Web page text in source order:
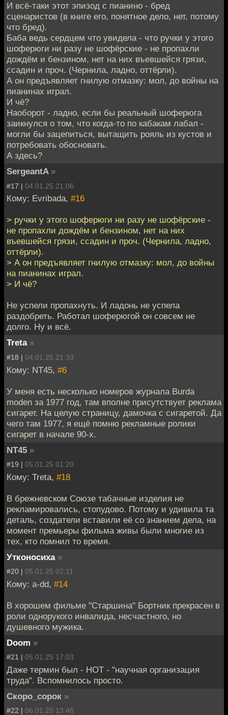
И всё-таки этот эпизод с пианино - бред
сценаристов (в книге его, понятное дело, нет, потому
что бред).
Баба ведь сердцем что увидела - что ручки у этого
шоферюги ни разу не шофёрские - не пропахли
дождём и бензином, нет на них въевшейся грязи,
ссадин и проч. (Чернила, ладно, оттёрли).
А он предъявляет гнилую отмазку: мол, до войны на
пианинах играл.
И чё?
Наоборот - ладно, если бы реальный шоферюга
заикнулся о том, что когда-то по кабакам лабал -
могли бы зацепиться, вытащить рояль из кустов и
потребовать обосновать.
А здесь?
SergeantA »
#17 | 04.01.25 21:06
Кому: Evribada, #16
> ручки у этого шоферюги ни разу не шофёрские -
не пропахли дождём и бензином, нет на них
въевшейся грязи, ссадин и проч. (Чернила, ладно,
оттёрли).
> А он предъявляет гнилую отмазку: мол, до войны
на пианинах играл.
> И чё?
Не успели пропахнуть. И ладонь не успела
раздобреть. Работал шоферюгой он совсем не
долго. Ну и всё.
Treta »
#18 | 04.01.25 21:33
Кому: NT45, #6
У меня есть несколько номеров журнала Burda
moden за 1977 год, там вполне присутствует реклама
сигарет. На целую страницу, дамочка с сигаретой. Да
чего там 1977, я ещё помню рекламные ролики
сигарет в начале 90-х.
NT45 »
#19 | 05.01.25 01:20
Кому: Treta, #18
В брежневском Союзе табачные изделия не
рекламировались, стопудово. Потому и удивила та
деталь, создатели вставили её со знанием дела, на
момент премьеры фильма живы были многие из
тех, кто помнил то время.
Утконосиха »
#20 | 05.01.25 02:11
Кому: a-dd, #14
В хорошем фильме "Старшина" Бортник прекрасен в
роли однорукого инвалида, несчастного, но
душевного мужика.
Doom »
#21 | 05.01.25 17:03
Даже термин был - НОТ - "научная организация
труда". Вспомнилось просто.
Скоро_сорок »
#22 | 06.01.25 13:46